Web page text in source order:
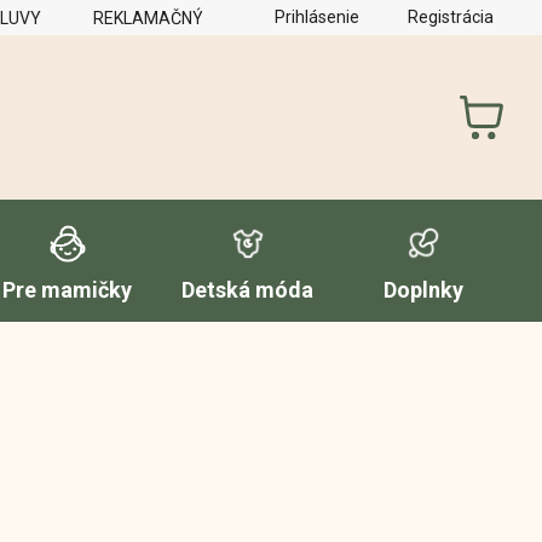
REKLAMAČNÝ PORIADOK FORMULÁR NA
Prihlásenie Registrácia
KOŠÍK
Pre mamičky Detská móda Doplnky